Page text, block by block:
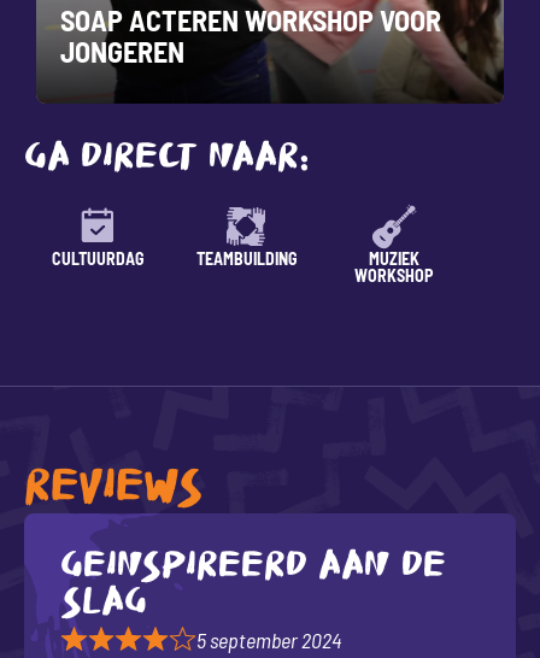
SOAP ACTEREN WORKSHOP VOOR
JONGEREN
GA DIRECT NAAR:
CULTUURDAG TEAMBUILDING
MUZIEK
WORKSHOP
REVIEWS
Geinspireerd aan de
slag
5 september 2024